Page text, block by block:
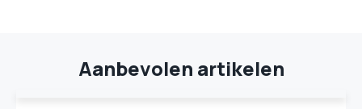
Aanbevolen artikelen